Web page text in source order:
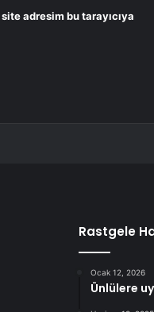
adresim bu tarayıcıya
Rastgele
Ocak 12, 2026
Ünlülere